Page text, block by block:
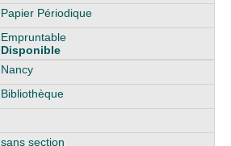
Papier Périodique
Empruntable
Disponible
Nancy
Bibliothèque
sans section